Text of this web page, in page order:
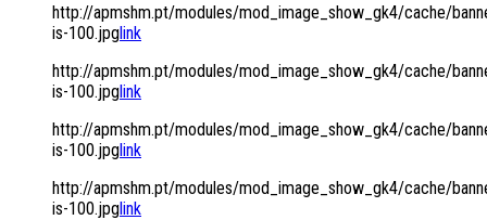
http://apmshm.pt/modules/mod_image_show_gk4/cache/
is-100.jpglink
http://apmshm.pt/modules/mod_image_show_gk4/cache/
is-100.jpglink
http://apmshm.pt/modules/mod_image_show_gk4/cache/
is-100.jpglink
http://apmshm.pt/modules/mod_image_show_gk4/cache/
is-100.jpglink